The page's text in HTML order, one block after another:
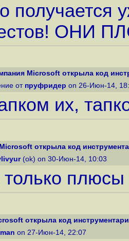
получается
ОНИ
Microsoft открыла код
от пруфридер on 26-Июн-14,
их,
открыла код
(ok) on 30-Июн-14, 10:03
плюсы
открыла код
on 27-Июн-14, 22:07